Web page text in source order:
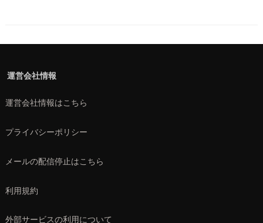
運営会社情報
運営会社情報はこちら
プライバシーポリシー
メールの配信停止はこちら
利用規約
外部サービスの利用について